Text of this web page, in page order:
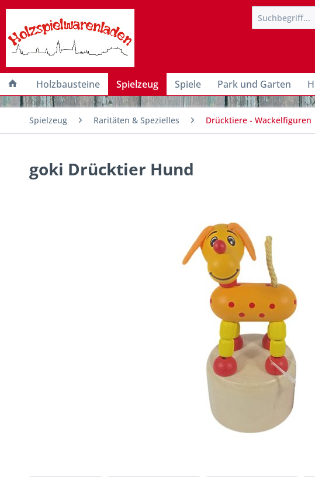
Holzbausteine Spielzeug Spiele Park und Garten
Spielzeug Raritäten & Spezielles Drücktiere - Wackelfiguren
goki Drücktier Hund